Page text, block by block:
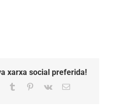
xarxa social preferida!
Tumblr Pinterest
Vk Email: